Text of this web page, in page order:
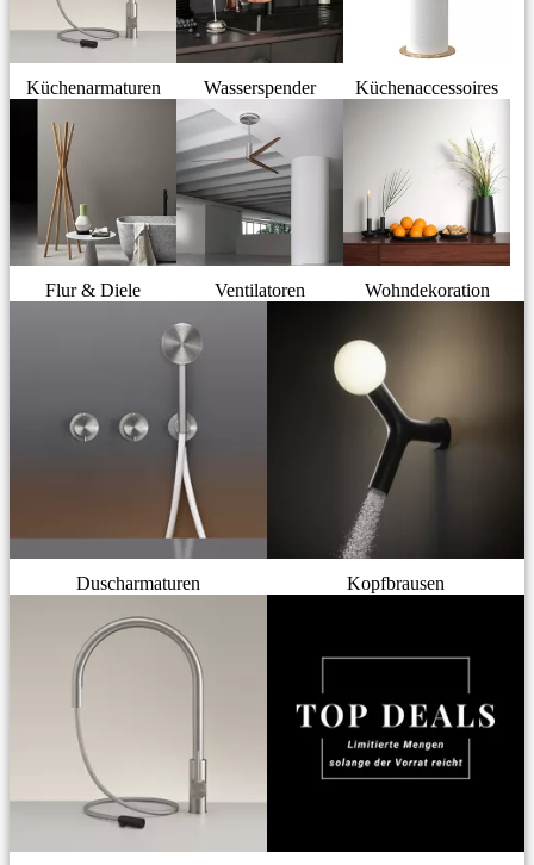
Küchenarmaturen Wasserspender Küchenaccessoires
Flur & Diele Ventilatoren Wohndekoration
Duscharmaturen Kopfbrausen